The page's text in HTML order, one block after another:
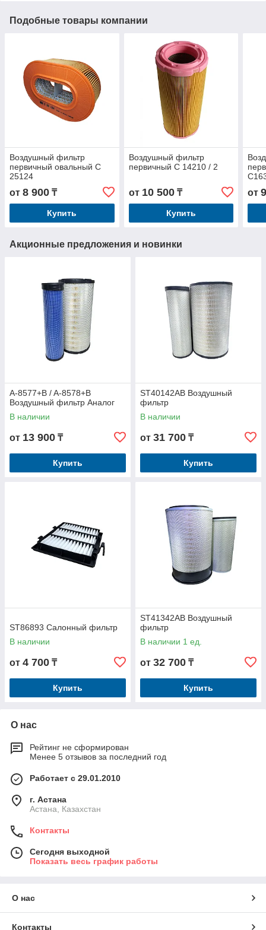
Подобные товары компании
Воздушный фильтр
первичный овальный C
25124
от 8 900 ₸
Купить
Воздушный фильтр
первичный C 14210 / 2
от 10 500₸
Купить
от
Акционные предложения и новинки
A-8577+B / A-8578+B
Воздушный фильтр Аналог
В наличии
от 13 900 ₸
Купить
ST40142AB Воздушный
фильтр
В наличии
от 31 700 ₸
Купить
ST86893 Салонный фильтр
В наличии
от 4 700 ₸
Купить
ST41342AB Воздушный
фильтр
В наличии 1 ед.
от 32 700 ₸
Купить
О нас
Рейтинг не сформирован
Менее 5 отзывов за последний год
Работает с 29.01.2010
г. Астана
Астана, Казахстан
Контакты
Сегодня выходной
Показать весь график работы
О нас
Контакты